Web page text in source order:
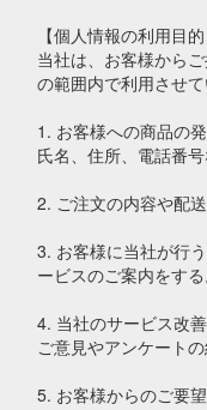
【個人情報の利用目的
当社は、お客様から
の範囲内で利用させて
1. お客様への商品の
氏名、住所、電話番
2. ご注文の内容や配
3. お客様に当社が行
ービスのご案内をする
4. 当社のサービス改
ご意見やアンケート
5. お客様からのご要